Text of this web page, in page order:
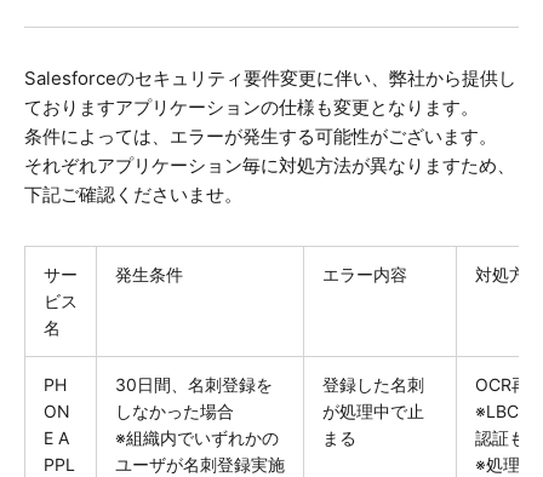
Salesforceのセキュリティ要件変更に伴い、弊社から提供し
ておりますアプリケーションの仕様も変更となります。
条件によっては、エラーが発生する可能性がございます。
それぞれアプリケーション毎に対処方法が異なりますため、
下記ご確認くださいませ。
サー
ビス
名
発生条件 エラー内容 対処方法
PH
ON
E A
PPL
30日間、名刺登録を
しなかった場合
※組織内でいずれかの
ユーザが名刺登録実施
登録した名刺
が処理中で止
まる
OCR再
※LBCコ
認証も
※処理中